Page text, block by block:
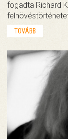
fogadta Richard
TOVÁBB